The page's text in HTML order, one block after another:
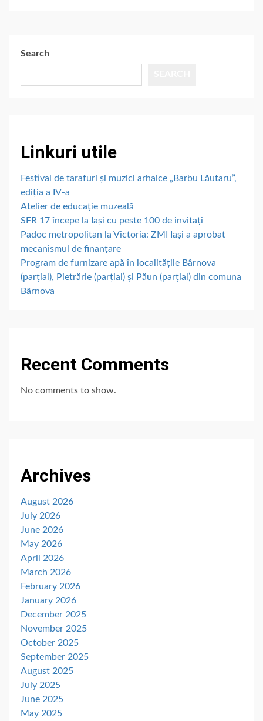
Search
Linkuri utile
Festival de tarafuri și muzici arhaice „Barbu Lăutaru”,
ediția a IV-a
Atelier de educație muzeală
SFR 17 începe la Iași cu peste 100 de invitați
Padoc metropolitan la Victoria: ZMI Iași a aprobat
mecanismul de finanțare
Program de furnizare apă în localitățile Bârnova
(parțial), Pietrărie (parțial) și Păun (parțial) din comuna
Bârnova
Recent Comments
No comments to show.
Archives
August 2026
July 2026
June 2026
May 2026
April 2026
March 2026
February 2026
January 2026
December 2025
November 2025
October 2025
September 2025
August 2025
July 2025
June 2025
May 2025